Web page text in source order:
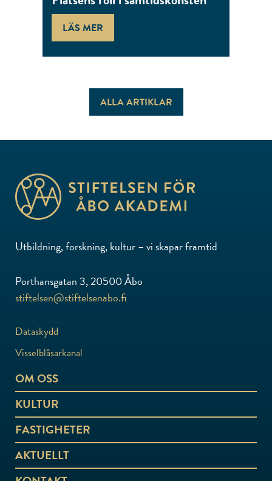
LÄS MER
ALLA ARTIKLAR
Utbildning, forskning, kultur – vi skapar framtid
Porthansgatan 3, 20500 Åbo
stiftelsen@stiftelsenabo.fi
Dataskydd
Visselblåsarkanal
OM OSS
KULTUR
FASTIGHETER
AKTUELLT